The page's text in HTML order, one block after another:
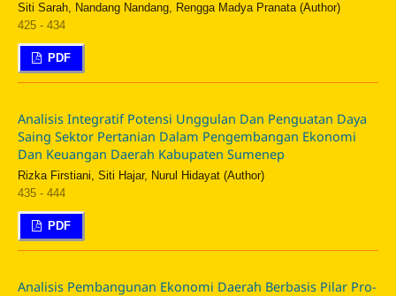
Siti Sarah, Nandang Nandang, Rengga Madya Pranata (Author)
425 - 434
PDF
Analisis Integratif Potensi Unggulan Dan Penguatan Daya
Saing Sektor Pertanian Dalam Pengembangan Ekonomi
Dan Keuangan Daerah Kabupaten Sumenep
Rizka Firstiani, Siti Hajar, Nurul Hidayat (Author)
435 - 444
PDF
Analisis Pembangunan Ekonomi Daerah Berbasis Pilar Pro-